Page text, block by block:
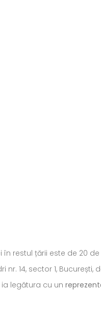
restul țării este de 20 de
nr. 14, sector 1,
legătura cu un